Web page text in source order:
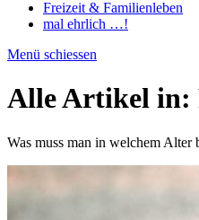
Freizeit & Familienleben
mal ehrlich …!
Menü schiessen
Alle Artikel in:
Was muss man in welchem Alter